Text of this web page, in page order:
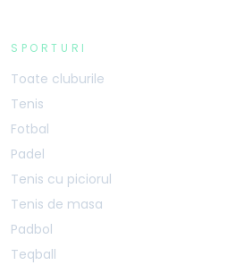
SPORTURI
Toate cluburile
Tenis
Fotbal
Padel
Tenis cu piciorul
Tenis de masa
Padbol
Teqball